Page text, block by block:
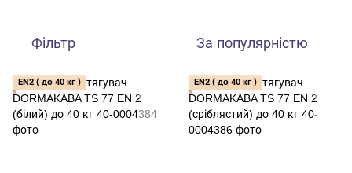
Фільтр За популярністю
EN2 ( до 40 кг ) EN2 ( до 40 кг )